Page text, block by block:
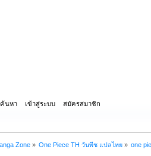
ค้นหา เข้าสู่ระบบ สมัครสมาชิก
Zone» One Piece TH วันพีช แปลไทย» one